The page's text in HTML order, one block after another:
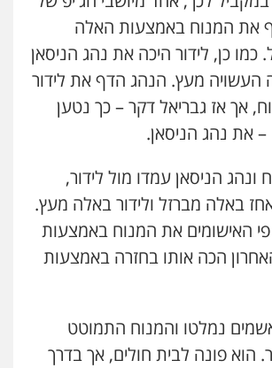
את המנוח באמצעות האלה
כמו כן, לידור היכה את נהג הניסאן
מעץ. הנהג הדף את לידור
אך אז גבריאל דקר – כך נטען
את נהג הניסאן.
הניסאן עמדו מול לידור,
באלה מברזל ולידור באלה מעץ.
האישומים את המנוח באמצעות
הכה אותו בחזרה באמצעות
נמלטו והמנוח התמוטט
הוא פונה לבית חולים, אך בדרך